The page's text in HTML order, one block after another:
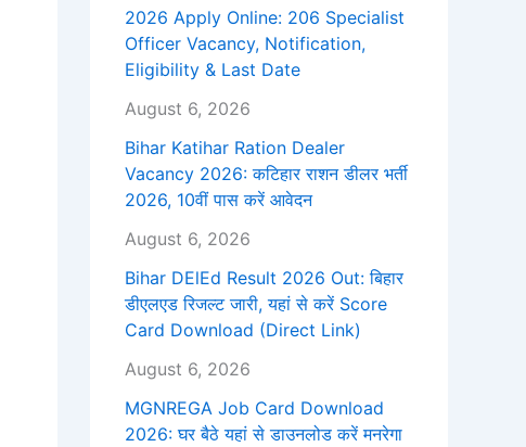
2026 Apply Online: 206 Specialist
Officer Vacancy, Notification,
Eligibility & Last Date
August 6, 2026
Bihar Katihar Ration Dealer
Vacancy 2026: कटिहार राशन डीलर भर्ती
2026, 10वीं पास करें आवेदन
August 6, 2026
Bihar DElEd Result 2026 Out: बिहार
डीएलएड रिजल्ट जारी, यहां से करें Score
Card Download (Direct Link)
August 6, 2026
MGNREGA Job Card Download
2026: घर बैठे यहां से डाउनलोड करें मनरेगा